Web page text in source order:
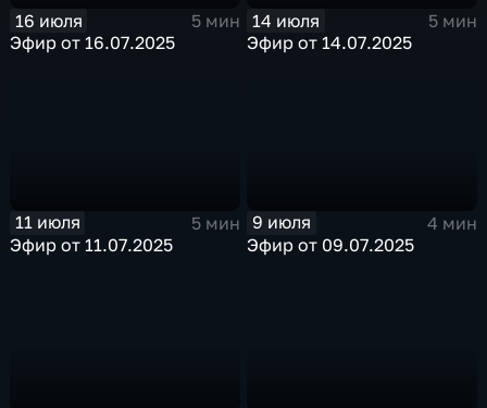
16 июля
5 мин
Эфир от 16.07.2025
14 июля
5 мин
Эфир от 14.07.2025
11 июля
5 мин
Эфир от 11.07.2025
9 июля
4 мин
Эфир от 09.07.2025